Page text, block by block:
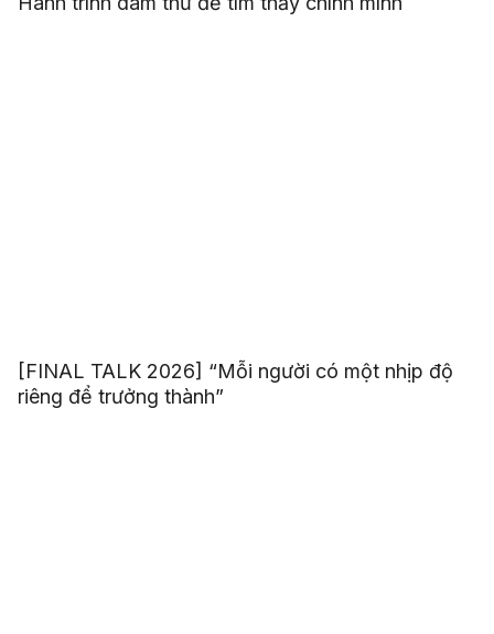
[FINAL TALK 2026] “Mỗi người có một nhịp độ
riêng để trưởng thành”